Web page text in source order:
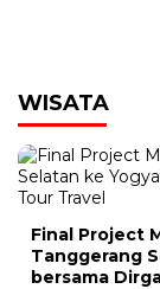
00:00
WISATA
Final Project
Tanggerang
bersama